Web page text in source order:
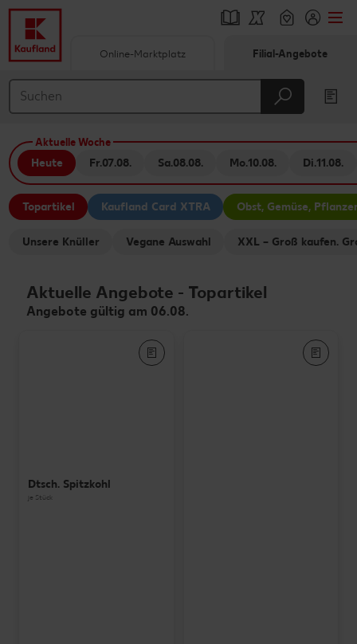
Hauptinhalt
Footer
Schwebender Seitenbereich
Online-Marktplatz Filial-Angebote
Aktuelle Woche
Heute Fr.07.08. Sa.08.08. Mo.10.08. Di.11.08.
Topartikel Kaufland Card XTRA Obst, Gemüse,
Unsere Knüller Vegane Auswahl XXL – Groß kaufen.
Aktuelle Angebote - Topartikel
Angebote gültig am 06.08.
Dtsch. Spitzkohl
je Stück